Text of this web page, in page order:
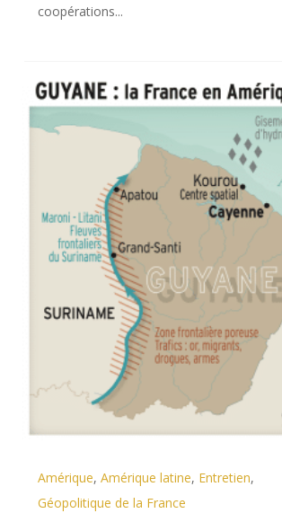
coopérations...
Amérique,Amérique latine, Entretien,
Géopolitique de la France